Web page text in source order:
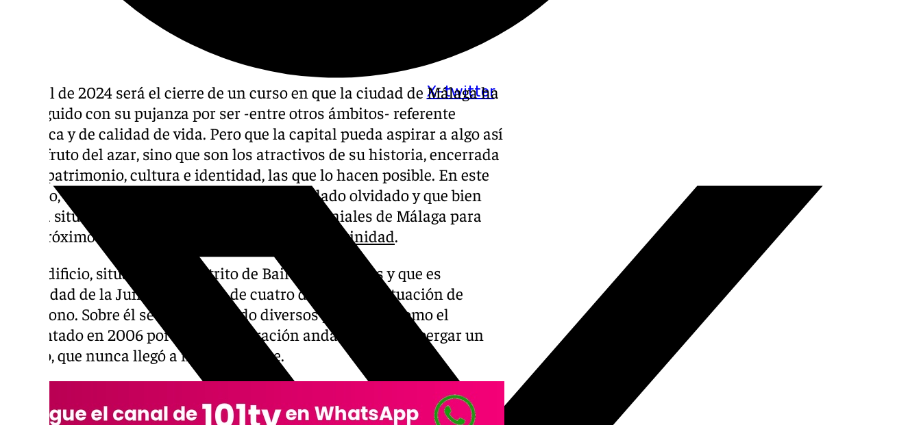
X-twitter
El final de 2024 será el cierre de un curso en que la ciudad de Málaga ha
proseguido con su pujanza por ser -entre otros ámbitos- referente
turística y de calidad de vida. Pero que la capital pueda aspirar a algo así
no es fruto del azar, sino que son los atractivos de su historia, encerrada
en su patrimonio, cultura e identidad, las que lo hacen posible. En este
sentido, destaca un bien artístico que ha quedado olvidado y que bien
podría situarse entre las grandes joyas patrimoniales de Málaga para
este próximo año: hablamos del
Convento de la Trinidad.
Este edificio, situado en el distrito de Bailén-Miraflores y que es
propiedad de la Junta, lleva más de cuatro décadas en situación de
abandono. Sobre él se han elaborado diversos proyectos, como el
presentado en 2006 por la Administración andaluza para albergar un
museo, que nunca llegó a materializarse.